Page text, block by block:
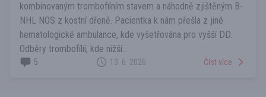
kombinovaným trombofilním stavem a náhodně zjištěným B-
NHL NOS z kostní dřeně. Pacientka k nám přešla z jiné
hematologické ambulance, kde vyšetřována pro vyšší DD.
Odběry trombofílií, kde nižší...
5 13. 6. 2026 Číst více